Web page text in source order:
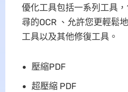
優化工具包括一系列工具
尋的OCR 、允許您更輕鬆
工具以及其他修復工具。
壓縮PDF
超壓縮 PDF